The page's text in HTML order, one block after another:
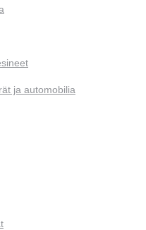
ja automobilia